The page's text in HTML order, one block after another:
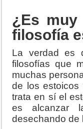
¿Es
filosofía
La verdad es
filosofías que
muchas
de los estoicos
trata en sí el
es alcanzar
desechando de